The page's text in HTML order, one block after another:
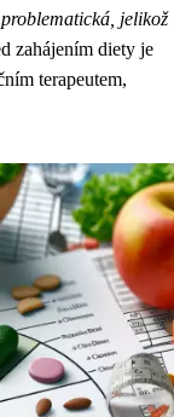
jelikož
zahájením diety je
terapeutem,